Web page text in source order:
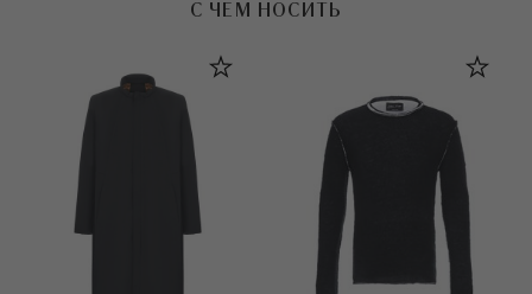
С ЧЕМ НОСИТЬ